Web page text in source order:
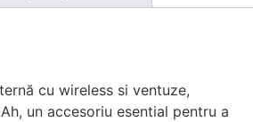
cu wireless si ventuze,
un accesoriu esential pentru a